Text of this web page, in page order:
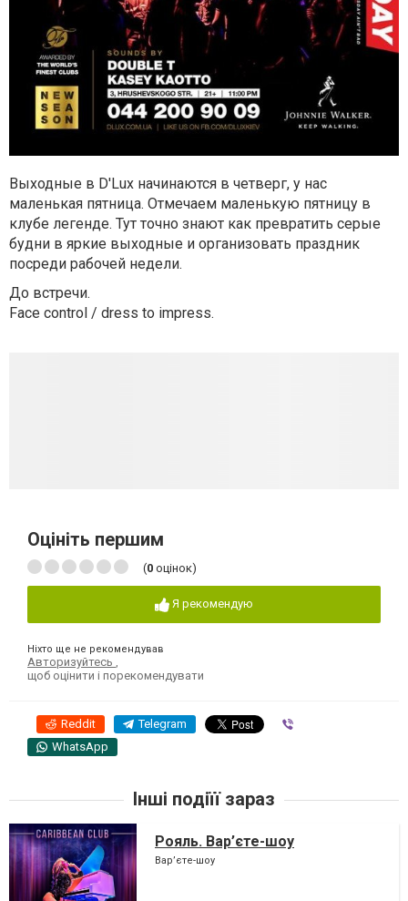
Выходные в D'Lux начинаются в четверг, у нас
маленькая пятница. Отмечаем маленькую пятницу в
клубе легенде. Тут точно знают как превратить серые
будни в яркие выходные и организовать праздник
посреди рабочей недели.
До встречи.
Face control / dress to impress.
Оцініть першим
(0 оцінок)
Я рекомендую
Ніхто ще не рекомендував
Авторизуйтесь
щоб оцінити і порекомендувати
Reddit Telegram
WhatsApp
Інші подіїї зараз
Рояль. Вар’єте-шоу
Вар’єте-шоу